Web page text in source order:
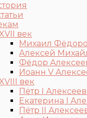
век
Михаил
Алексей
Фёдор
Иоанн V
век
Пётр I
Екатерина I
Пётр II